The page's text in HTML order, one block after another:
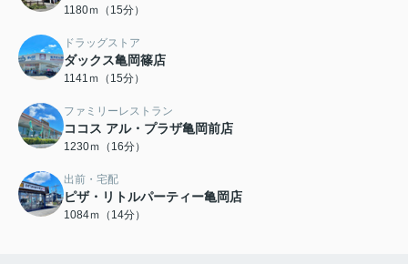
1180ｍ（15分）
ドラッグストア
ダックス亀岡篠店
1141ｍ（15分）
ファミリーレストラン
ココス アル・プラザ亀岡前店
1230ｍ（16分）
出前・宅配
ピザ・リトルパーティー亀岡店
1084ｍ（14分）